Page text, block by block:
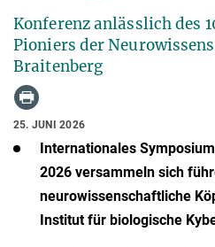
Konferenz anlässlich des
Pioniers der
Braitenberg
25. JUNI 2026
Internationales
2026 versammeln sich
neurowissenschaftliche
Institut für biologische